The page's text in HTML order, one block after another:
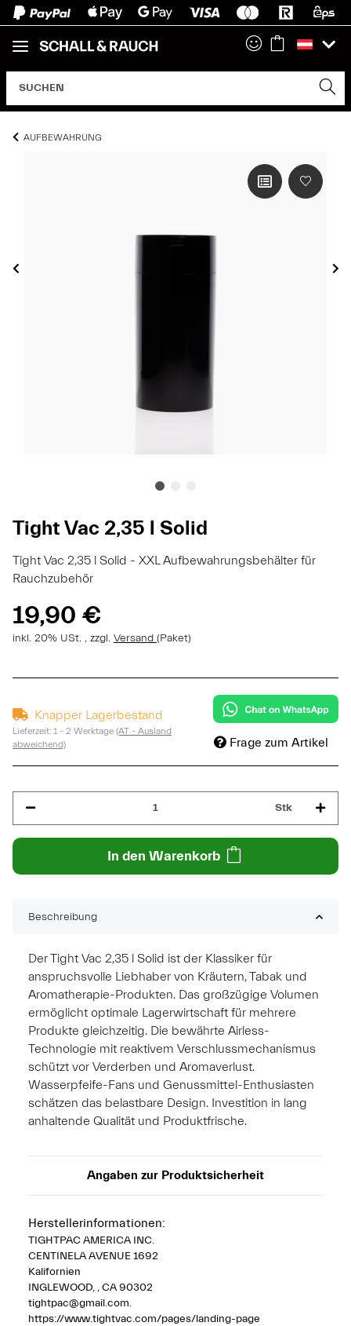
AUFBEWAHRUNG
Tight Vac 2,35 l Solid
Tight Vac 2,35 l Solid - XXL Aufbewahrungsbehälter für
Rauchzubehör
19,90 €
inkl. 20% USt. , zzgl. Versand (Paket)
Knapper Lagerbestand
Lieferzeit: 1 - 2 Werktage (AT - Ausland
abweichend)
Frage zum Artikel
Stk
In den Warenkorb
Beschreibung
Der Tight Vac 2,35 l Solid ist der Klassiker für
anspruchsvolle Liebhaber von Kräutern, Tabak und
Aromatherapie-Produkten. Das großzügige Volumen
ermöglicht optimale Lagerwirtschaft für mehrere
Produkte gleichzeitig. Die bewährte Airless-
Technologie mit reaktivem Verschlussmechanismus
schützt vor Verderben und Aromaverlust.
Wasserpfeife-Fans und Genussmittel-Enthusiasten
schätzen das belastbare Design. Investition in lang
anhaltende Qualität und Produktfrische.
Angaben zur Produktsicherheit
Herstellerinformationen:
TIGHTPAC AMERICA INC.
CENTINELA AVENUE 1692
Kalifornien
INGLEWOOD, , CA 90302
tightpac@gmail.com.
https://www.tightvac.com/pages/landing-page